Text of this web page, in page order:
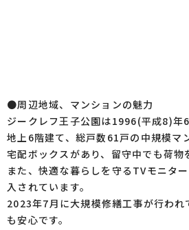
●周辺地域、マンションの魅力
ジークレフ王子公園は1996(平成8)年6
地上6階建て、総戸数61戸の中規模マ
宅配ボックスがあり、留守中でも荷物
また、快適な暮らしを守るTVモニタ
入されています。
2023年7月に大規模修繕工事が行われ
も安心です。